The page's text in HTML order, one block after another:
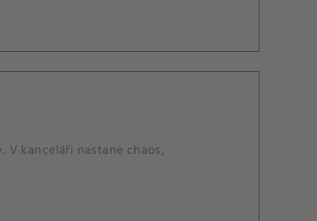
V kanceláři nastane chaos,